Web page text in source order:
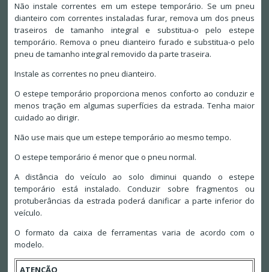
Não instale correntes em um estepe temporário. Se um pneu
dianteiro com correntes instaladas furar, remova um dos pneus
traseiros de tamanho integral e substitua-o pelo estepe
temporário. Remova o pneu dianteiro furado e substitua-o pelo
pneu de tamanho integral removido da parte traseira.
Instale as correntes no pneu dianteiro.
O estepe temporário proporciona menos conforto ao conduzir e
menos tração em algumas superfícies da estrada. Tenha maior
cuidado ao dirigir.
Não use mais que um estepe temporário ao mesmo tempo.
O estepe temporário é menor que o pneu normal.
A distância do veículo ao solo diminui quando o estepe
temporário está instalado. Conduzir sobre fragmentos ou
protuberâncias da estrada poderá danificar a parte inferior do
veículo.
O formato da caixa de ferramentas varia de acordo com o
modelo.
ATENÇÃO